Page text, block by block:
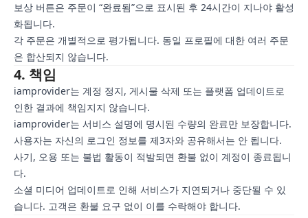
보상 버튼은 주문이 “완료됨”으로 표시된 후 24시간이 지나야 활성
화됩니다.
각 주문은 개별적으로 평가됩니다. 동일 프로필에 대한 여러 주문
은 합산되지 않습니다.
4. 책임
iamprovider는 계정 정지, 게시물 삭제 또는 플랫폼 업데이트로
인한 결과에 책임지지 않습니다.
iamprovider는 서비스 설명에 명시된 수량의 완료만 보장합니다.
사용자는 자신의 로그인 정보를 제3자와 공유해서는 안 됩니다.
사기, 오용 또는 불법 활동이 적발되면 환불 없이 계정이 종료됩니
다.
소셜 미디어 업데이트로 인해 서비스가 지연되거나 중단될 수 있
습니다. 고객은 환불 요구 없이 이를 수락해야 합니다.